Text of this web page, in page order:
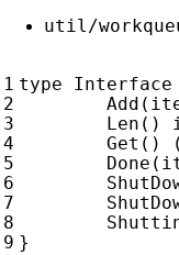
util/
type Interface
Add (
Len ()
Get () (
Done (
}